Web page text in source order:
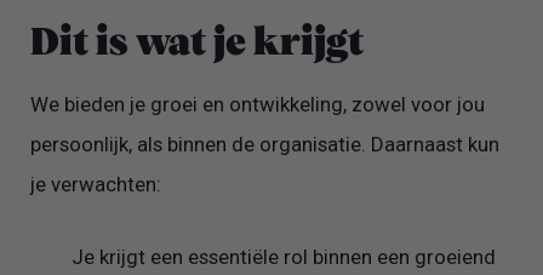
Dit is wat je krijgt
We bieden je groei en ontwikkeling, zowel voor jou
persoonlijk, als binnen de organisatie. Daarnaast kun
je verwachten:
Je krijgt een essentiële rol binnen een groeiend